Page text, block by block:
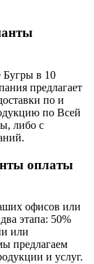
Бугры в 10
предлагает
по и
по Всей
либо с
оплаты
офисов или
этапа: 50%
или
предлагаем
и услуг.